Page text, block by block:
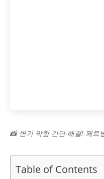
📸 변기 막힘 간단 해결! 페트
Table of Contents